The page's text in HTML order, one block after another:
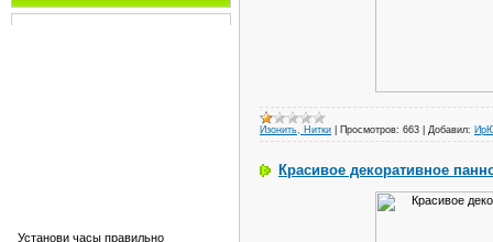
Установи часы правильно
Изонить, Нитки Просмотров: 663 Добавил:
Красивое декоративное